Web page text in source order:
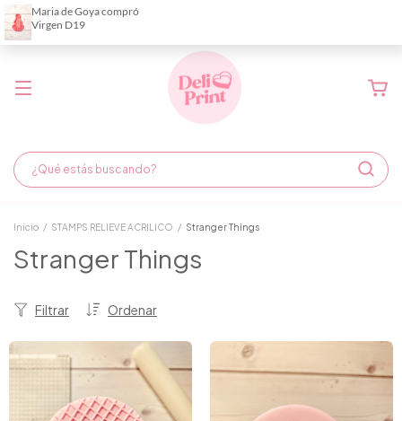
Demora de fabricación hasta 6 días hábiles
Inicio / STAMPS RELIEVE ACRILICO / Stranger Things
Stranger Things
Ordenar
Filtrar